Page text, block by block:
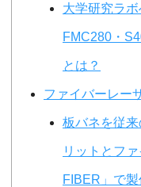
大学研究ラ
FMC280・
とは？
ファイバーレー
板バネを従
リットとフ
FIBER」で